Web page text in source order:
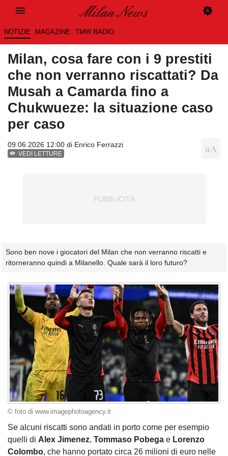
NOTIZIE MAGAZINE TMW RADIO
Milan, cosa fare con i 9 prestiti
che non verranno riscattati? Da
Musah a Camarda fino a
Chukwueze: la situazione caso
per caso
09.06.2026 12:00 di Enrico Ferrazzi
VEDI LETTURE
Sono ben nove i giocatori del Milan che non verranno riscatti e
ritorneranno quindi a Milanello. Quale sarà il loro futuro?
© foto di www.imagephotoagency.it
Se alcuni riscatti sono andati in porto come per esempio
quelli di Alex Jimenez, Tommaso Pobega e Lorenzo
Colombo, che hanno portato circa 26 milioni di euro nelle